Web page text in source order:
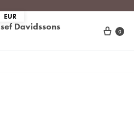
EUR
Cart
0